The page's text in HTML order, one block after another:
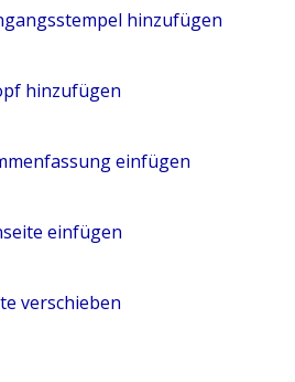
hinzufügen
hinzufügen
einfügen
einfügen
verschieben